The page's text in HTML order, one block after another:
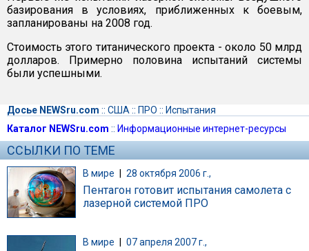
базирования в условиях, приближенных к боевым,
запланированы на 2008 год.
Стоимость этого титанического проекта - около 50 млрд
долларов. Примерно половина испытаний системы
были успешными.
Досье NEWSru.com :: США :: ПРО :: Испытания
Каталог NEWSru.com :: Информационные интернет-ресурсы
ССЫЛКИ ПО ТЕМЕ
В мире | 28 октября 2006 г.,
Пентагон готовит испытания самолета с
лазерной системой ПРО
В мире 07 апреля 2007 г.,